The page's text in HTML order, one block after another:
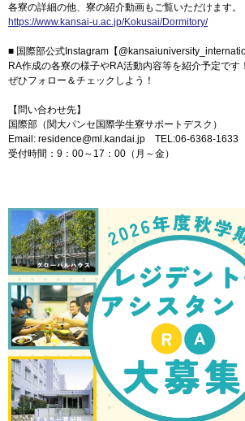
各寮の詳細の他、寮の紹介動画もご覧いただけます。
https://www.kansai-u.ac.jp/Kokusai/Dormitory/
■ 国際部公式Instagram【
RA作成の各寮の様子やRA活動内容等を紹介予定です！
ぜひフォロー＆チェックしよう！
【問い合わせ先】
国際部（関大パンセ国際学生寮サポートデスク）
Email: residence@ml.kandai.jp TEL:06-6368-1633
受付時間：9：00～17：00（月～金）